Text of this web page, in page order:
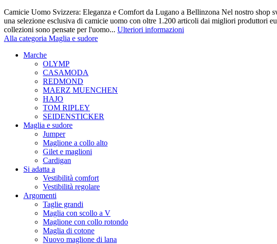
Camicie Uomo Svizzera: Eleganza e Comfort da Lugano a Bellinzona Nel nostro shop
una selezione esclusiva di camicie uomo con oltre 1.200 articoli dai migliori produttori
collezioni sono pensate per l'uomo... Ulteriori informazioni
Alla categoria Maglia e sudore
Marche
OLYMP
CASAMODA
REDMOND
MAERZ MUENCHEN
HAJO
TOM RIPLEY
SEIDENSTICKER
Maglia e sudore
Jumper
Maglione a collo alto
Gilet e maglioni
Cardigan
Si adatta a
Vestibilità comfort
Vestibilità regolare
Argomenti
Taglie grandi
Maglia con scollo a V
Maglione con collo rotondo
Maglia di cotone
Nuovo maglione di lana